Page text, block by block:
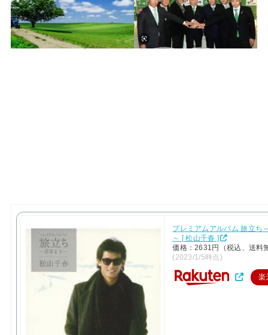
プレミアムアルバム 旅立ち
～ [ 松山千春 ]
価格：2631円（税込、送料
(2023/1/5時点)
楽